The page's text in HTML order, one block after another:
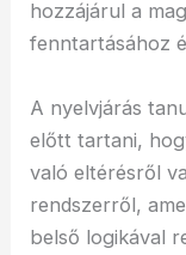
hozzájárul a
fenntartásához
A nyelvjárás
előtt tartani,
való eltérésről
rendszerről,
belső logikával